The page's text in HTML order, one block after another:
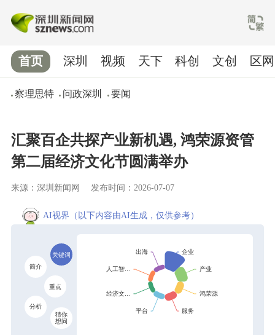
首页
察理思特 问政深圳 要闻
深圳 视频 天下 科创 文创 区网
汇聚百企共探产业新机遇, 鸿荣源资管
第二届经济文化节圆满举办
来源：深圳新闻网 发布时间：2026-07-07
AI视界 （以下内容由AI生成，仅供参考）
关键词
简介
重点
分析
猜你
想问